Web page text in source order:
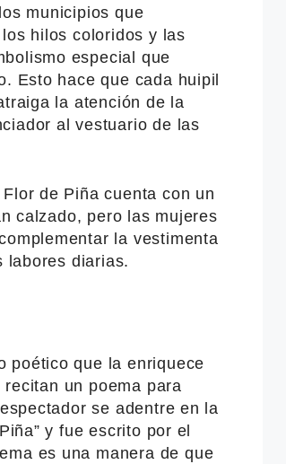
municipios que
hilos coloridos y las
especial que
Esto hace que cada huipil
la atención de la
al vestuario de las
de Piña cuenta con un
calzado, pero las mujeres
la vestimenta
labores diarias.
poético que la enriquece
un poema para
se adentre en la
y fue escrito por el
es una manera de que